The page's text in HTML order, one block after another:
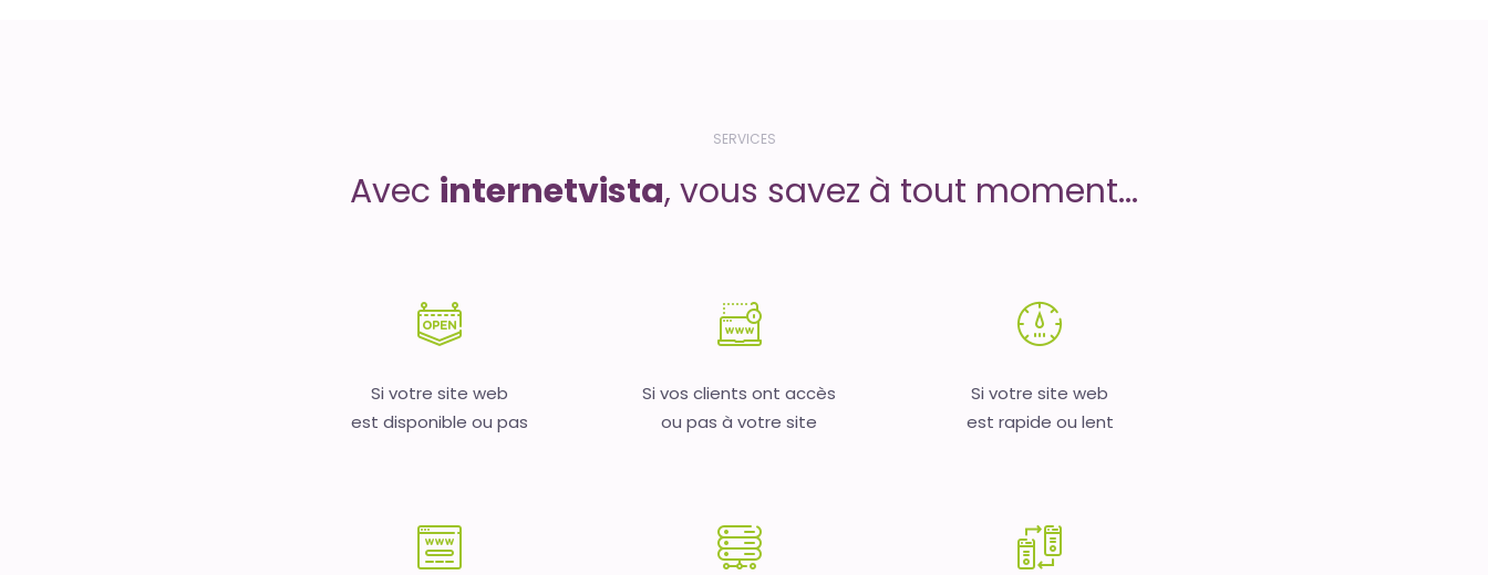
SERVICES
Avec internetvista, vous savez à tout moment...
Si votre site web
est disponible ou pas
Si vos clients ont accès
ou pas à votre site
Si votre site web
est rapide ou lent